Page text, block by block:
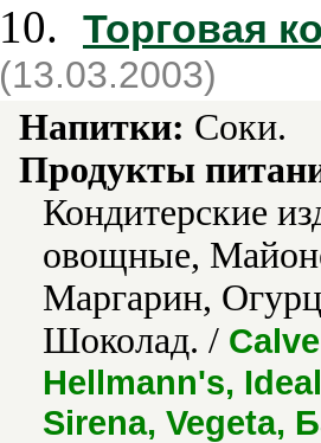
10. Торговая
(13.03.2003)
Напитки: Соки.
Продукты
Кондитерские
овощные,
Маргарин,
Шоколад. /
Hellmann's,
Sirena, Vegeta,